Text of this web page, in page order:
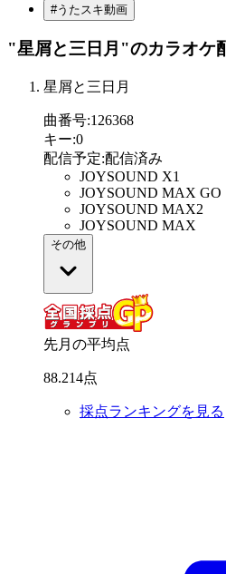
#うたスキ動画
"星屑と三日月"のカラオケ
星屑と三日月
曲番号:126368
キー:0
配信予定:配信済み
JOYSOUND X1
JOYSOUND MAX GO
JOYSOUND MAX2
JOYSOUND MAX
その他
先月の平均点
88.214点
採点ランキングを見る